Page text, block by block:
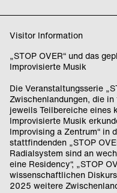
Visitor Information
„STOP OVER“ und das
Improvisierte Musik
Die Veranstaltungsserie
Zwischenlandungen, die
jeweils Teilbereiche eines
Improvisierte Musik
Improvising a Zentrum“ in
stattfindenden „STOP
Radialsystem sind an
eine Residency“, „STOP
wissenschaftlichen
2025 weitere